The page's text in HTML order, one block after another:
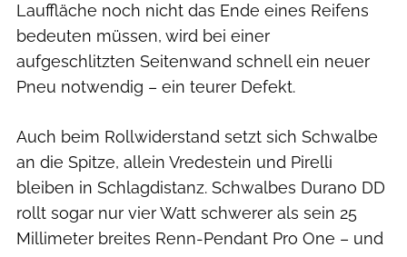
Lauffläche noch nicht das Ende eines Reifens
bedeuten müssen, wird bei einer
aufgeschlitzten Seitenwand schnell ein neuer
Pneu notwendig – ein teurer Defekt.
Auch beim Rollwiderstand setzt sich Schwalbe
an die Spitze, allein Vredestein und Pirelli
bleiben in Schlagdistanz. Schwalbes Durano DD
rollt sogar nur vier Watt schwerer als sein 25
Millimeter breites Renn-Pendant Pro One – und